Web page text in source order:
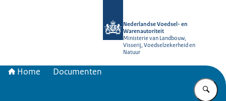
Nederlandse Voedsel- en
Warenautoriteit
Ministerie van Landbouw,
Visserij, Voedselzekerheid en
Natuur
Home Documenten